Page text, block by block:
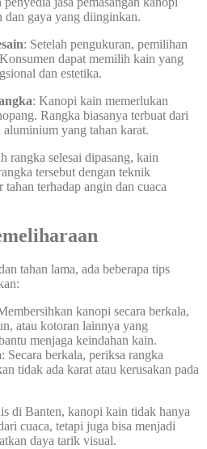
dan gaya yang diinginkan.
: Setelah pengukuran, pemilihan
dapat memilih kain yang
dan estetika.
: Kanopi kain memerlukan
Rangka biasanya terbuat dari
aluminium yang tahan karat.
rangka selesai dipasang, kain
tersebut dengan teknik
terhadap angin dan cuaca
tahan lama, ada beberapa tips
kanopi secara berkala,
atau kotoran lainnya yang
menjaga keindahan kain.
: Secara berkala, periksa rangka
tidak ada karat atau kerusakan pada
di Banten, kanopi kain tidak hanya
cuaca, tetapi juga bisa menjadi
daya tarik visual.